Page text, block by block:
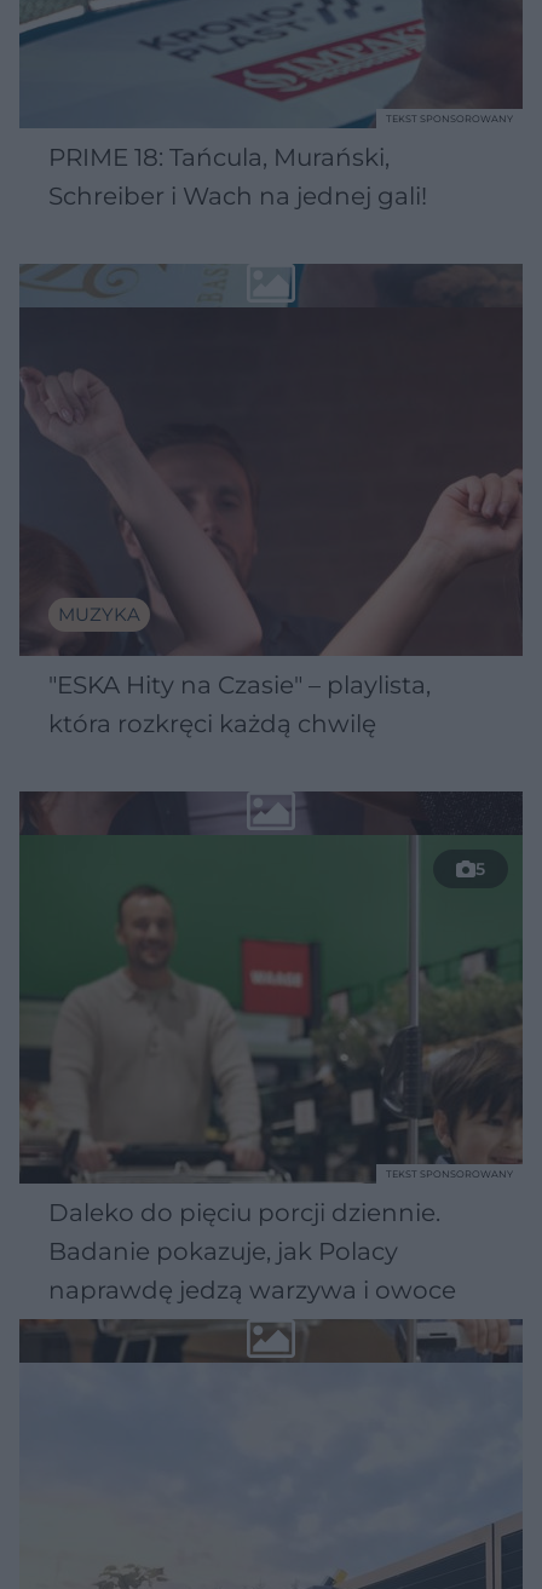
PRIME 18: Tańcula, Murański,
Schreiber i Wach na jednej gali!
TEKST SPONSOROWANY
MUZYKA
"ESKA Hity na Czasie" – playlista,
która rozkręci każdą chwilę
5
Daleko do pięciu porcji dziennie.
Badanie pokazuje, jak Polacy
naprawdę jedzą warzywa i owoce
TEKST SPONSOROWANY